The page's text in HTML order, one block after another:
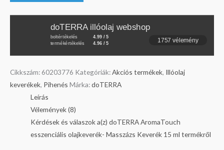
doTERRA illóolaj webshop
boltértékelés 4.99 / 5
termékértékelés 4.96 / 5 1757 vélemény
Cikkszám: 60203776 Kategóriák:Akciós termékek, Illóolaj
keverékek, Pihenés Márka:doTERRA
Leírás
Vélemények (8)
Kérdések és válaszok a(z) doTERRA AromaTouch
esszenciális olajkeverék- Masszázs Keverék 15 ml termékről